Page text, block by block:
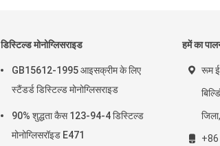
डिस्टिल्ड मोनोग्लिसराइड
GB15612-1995 आइसक्रीम के लिए
स्टैंडर्ड डिस्टिल्ड मोनोग्लिसराइड
90% शुद्धता कैस 123-94-4 डिस्टिल्ड
मोनोग्लिसरॉइड E471
हमें का
रूम